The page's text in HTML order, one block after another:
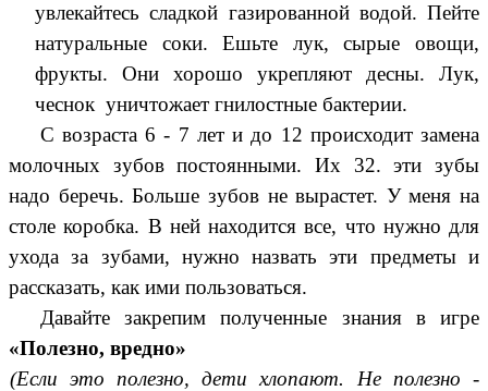
увлекайтесь сладкой газированной водой. Пейте
натуральные соки. Ешьте лук, сырые овощи,
фрукты. Они хорошо укрепляют десны. Лук,
чеснок уничтожает гнилостные бактерии.
С возраста 6 - 7 лет и до 12 происходит замена
молочных зубов постоянными. Их 32. эти зубы
надо беречь. Больше зубов не вырастет. У меня на
столе коробка. В ней находится все, что нужно для
ухода за зубами, нужно назвать эти предметы и
рассказать, как ими пользоваться.
Давайте закрепим полученные знания в игре
«Полезно, вредно»
(Если это полезно, дети хлопают. Не полезно -